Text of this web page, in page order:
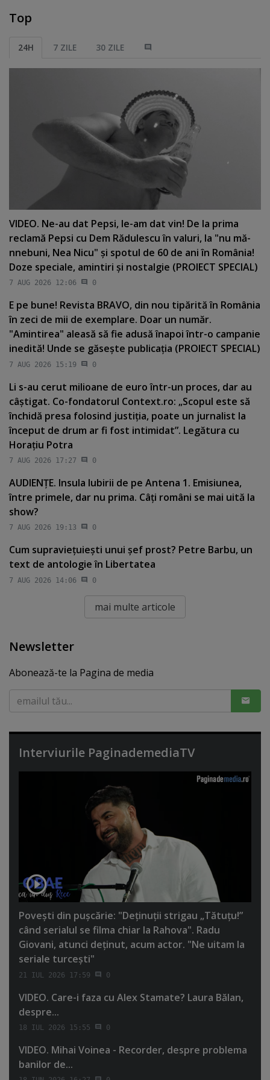
Top
24H 7 ZILE 30 ZILE
VIDEO. Ne-au dat Pepsi, le-am dat vin! De la prima
reclamă Pepsi cu Dem Rădulescu în valuri, la "nu mă-
nnebuni, Nea Nicu" şi spotul de 60 de ani în România!
Doze speciale, amintiri şi nostalgie (PROIECT SPECIAL)
7 AUG 2026 12:06 0
E pe bune! Revista BRAVO, din nou tipărită în România
în zeci de mii de exemplare. Doar un număr.
"Amintirea" aleasă să fie adusă înapoi într-o campanie
inedită! Unde se găseşte publicaţia (PROIECT SPECIAL)
7 AUG 2026 15:19 0
Li s-au cerut milioane de euro într-un proces, dar au
câştigat. Co-fondatorul Context.ro: „Scopul este să
închidă presa folosind justiţia, poate un jurnalist la
început de drum ar fi fost intimidat”. Legătura cu
Horaţiu Potra
7 AUG 2026 17:27 0
AUDIENŢE. Insula Iubirii de pe Antena 1. Emisiunea,
între primele, dar nu prima. Câţi români se mai uită la
show?
7 AUG 2026 19:13 0
Cum supravieţuieşti unui şef prost? Petre Barbu, un
text de antologie în Libertatea
7 AUG 2026 14:06 0
mai multe articole
Newsletter
Abonează-te la Pagina de media
Interviurile PaginademediaTV
Poveşti din puşcărie: "Deţinuţii strigau „Tătuţu!”
când serialul se filma chiar la Rahova". Radu
Giovani, atunci deţinut, acum actor. "Ne uitam la
seriale turceşti"
21 IUL 2026 17:59 0
VIDEO. Care-i faza cu Alex Stamate? Laura Bălan,
despre...
18 IUL 2026 15:55 0
VIDEO. Mihai Voinea - Recorder, despre problema
banilor de...